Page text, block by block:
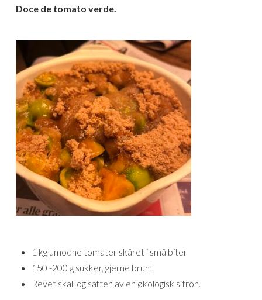
Doce de tomato verde.
1 kg umodne tomater skåret i små biter
150 -200 g sukker, gjerne brunt
Revet skall og saften av en økologisk sitron.